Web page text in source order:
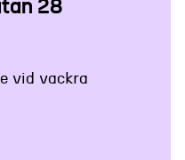
28
vid vackra